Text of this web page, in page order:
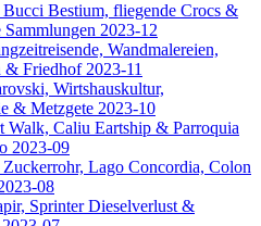
Bestium, fliegende Crocs &
2023-12
Wandmalereien,
& Friedhof 2023-11
Wirtshauskultur,
& Metzgete 2023-10
Walk, Caliu Eartship & Parroquia
2023-09
Lago Concordia, Colon
08
Sprinter Dieselverlust &